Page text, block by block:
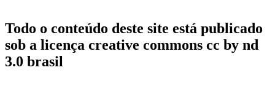
Todo o conteúdo deste site está publicado
sob a licença creative commons cc by nd
3.0 brasil